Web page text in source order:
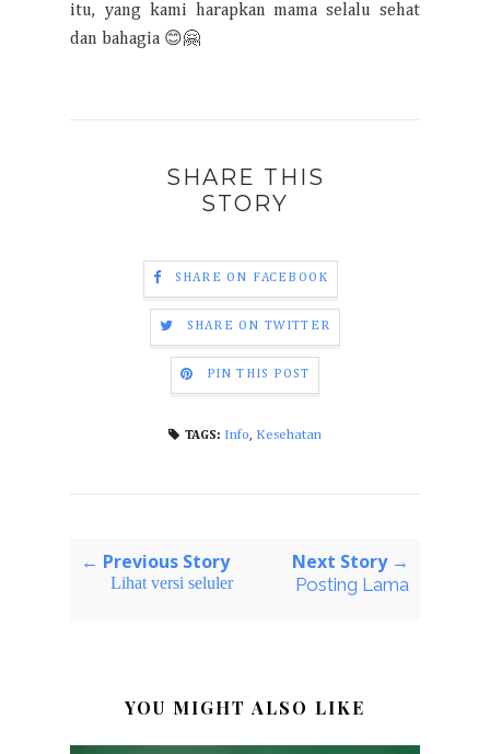
itu, yang kami harapkan mama selalu sehat
dan bahagia 😊🤗
SHARE THIS
STORY
SHARE ON FACEBOOK
SHARE ON TWITTER
PIN THIS POST
TAGS: Info Kesehatan
← Previous Story Next Story →
Posting Lama
Lihat versi seluler
YOU MIGHT ALSO LIKE